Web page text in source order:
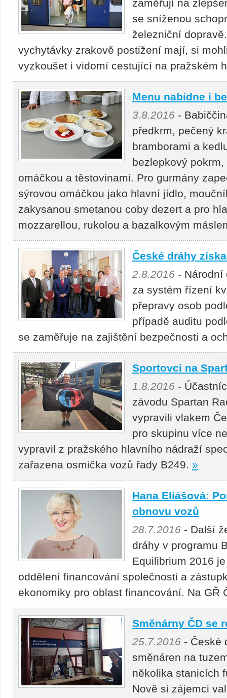
zaměřují na
se sníženou
železniční
vychytávky zrakově postižení mají, si
vyzkoušet i vidomí cestující na pražském
Menu nabídne i
3.8.2016 -
předkrm, pečený
bramborami a
bezlepkový
omáčkou a těstovinami. Pro gurmány
sýrovou omáčkou jako hlavní jídlo,
zakysanou smetanou coby dezert a pro
mozzarellou, rukolou a bazalkovým
České dráhy
2.8.2016 - Národní
za systém řízení
přepravy osob
případě auditu
se zaměřuje na zajištění bezpečnosti a
Sportovci na
1.8.2016 -
závodu Spartan
vypravili vlakem
pro skupinu více
vypravil z pražského hlavního nádraží
zařazena osmička vozů řady B249. »
Hana Eliášová:
obnovu vozů
28.7.2016 - Další
dráhy v programu
Equilibrium 2016
oddělení financování společnosti a
ekonomiky pro oblast financování. Na GŘ
Směnárny ČD se
25.7.2016 - České
směnáren na
několika stanicích
Nově si zájemci